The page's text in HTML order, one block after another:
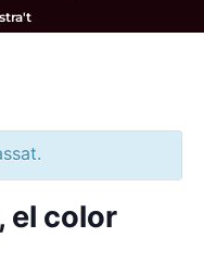
el color